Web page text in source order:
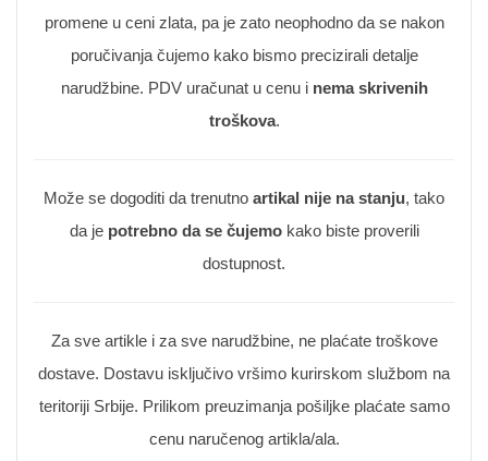
promene u ceni zlata, pa je zato neophodno da se nakon
poručivanja čujemo kako bismo precizirali detalje
narudžbine. PDV uračunat u cenu i nema skrivenih
troškova.
Može se dogoditi da trenutno artikal nije na stanju, tako
da je potrebno da se čujemokako biste proverili
dostupnost.
Za sve artikle i za sve narudžbine, ne plaćate troškove
dostave. Dostavu isključivo vršimo kurirskom službom na
teritoriji Srbije. Prilikom preuzimanja pošiljke plaćate samo
cenu naručenog artikla/ala.